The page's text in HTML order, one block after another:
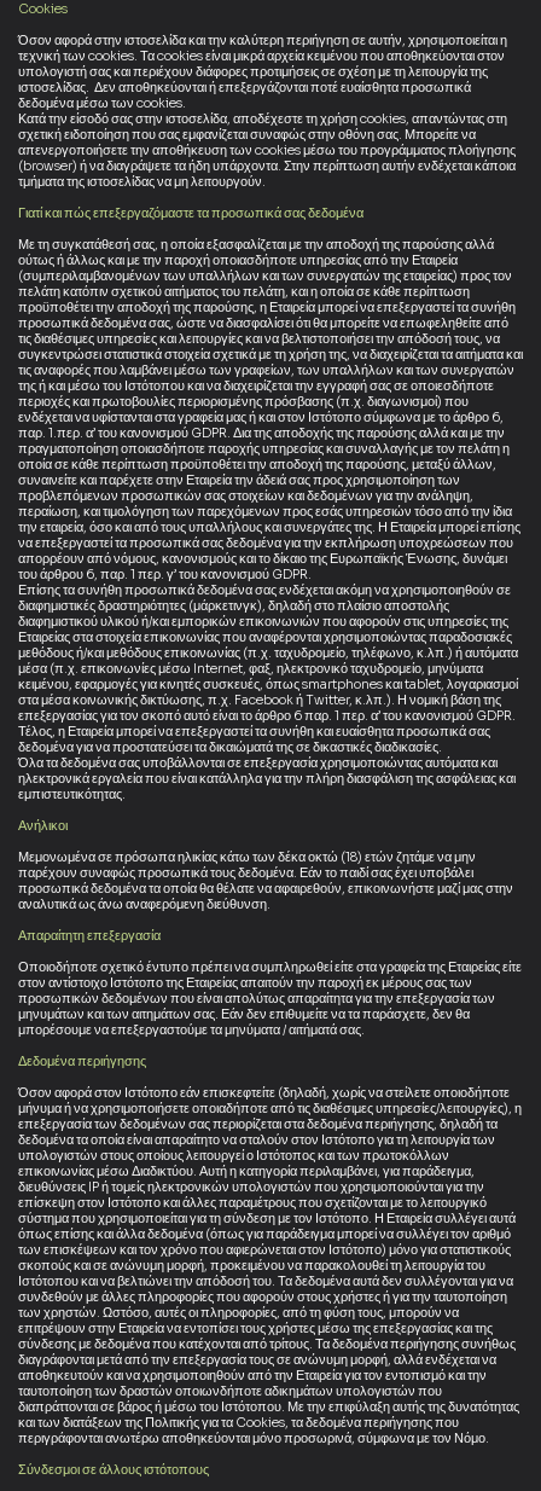
Cookies
Όσον αφορά στην ιστοσελίδα και την καλύτερη περιήγηση σε αυτήν, χρησιμοποιείται η
τεχνική των cookies. Τα cookies είναι μικρά αρχεία κειμένου που αποθηκεύονται στον
υπολογιστή σας και περιέχουν διάφορες προτιμήσεις σε σχέση με τη λειτουργία της
ιστοσελίδας. Δεν αποθηκεύονται ή επεξεργάζονται ποτέ ευαίσθητα προσωπικά
δεδομένα μέσω των cookies.
Κατά την είσοδό σας στην ιστοσελίδα, αποδέχεστε τη χρήση cookies, απαντώντας στη
σχετική ειδοποίηση που σας εμφανίζεται συναφώς στην οθόνη σας. Μπορείτε να
απενεργοποιήσετε την αποθήκευση των cookies μέσω του προγράμματος πλοήγησης
(browser) ή να διαγράψετε τα ήδη υπάρχοντα. Στην περίπτωση αυτήν ενδέχεται κάποια
τμήματα της ιστοσελίδας να μη λειτουργούν.
Γιατί και πώς επεξεργαζόμαστε τα προσωπικά σας δεδομένα
Με τη συγκατάθεσή σας, η οποία εξασφαλίζεται με την αποδοχή της παρούσης αλλά
ούτως ή άλλως και με την παροχή οποιασδήποτε υπηρεσίας από την Εταιρεία
(συμπεριλαμβανομένων των υπαλλήλων και των συνεργατών της εταιρείας) προς τον
πελάτη κατόπιν σχετικού αιτήματος του πελάτη, και η οποία σε κάθε περίπτωση
προϋποθέτει την αποδοχή της παρούσης, η Εταιρεία μπορεί να επεξεργαστεί τα συνήθη
προσωπικά δεδομένα σας, ώστε να διασφαλίσει ότι θα μπορείτε να επωφεληθείτε από
τις διαθέσιμες υπηρεσίες και λειτουργίες και να βελτιστοποιήσει την απόδοσή τους, να
συγκεντρώσει στατιστικά στοιχεία σχετικά με τη χρήση της, να διαχειρίζεται τα αιτήματα και
τις αναφορές που λαμβάνει μέσω των γραφείων, των υπαλλήλων και των συνεργατών
της ή και μέσω του Ιστότοπου και να διαχειρίζεται την εγγραφή σας σε οποιεσδήποτε
περιοχές και πρωτοβουλίες περιορισμένης πρόσβασης (π.χ. διαγωνισμοί) που
ενδέχεται να υφίστανται στα γραφεία μας ή και στον Ιστότοπο σύμφωνα με το άρθρο 6,
παρ. 1.περ. α’ του κανονισμού GDPR. Δια της αποδοχής της παρούσης αλλά και με την
πραγματοποίηση οποιασδήποτε παροχής υπηρεσίας και συναλλαγής με τον πελάτη η
οποία σε κάθε περίπτωση προϋποθέτει την αποδοχή της παρούσης, μεταξύ άλλων,
συναινείτε και παρέχετε στην Εταιρεία την άδειά σας προς χρησιμοποίηση των
προβλεπόμενων προσωπικών σας στοιχείων και δεδομένων για την ανάληψη,
περαίωση, και τιμολόγηση των παρεχόμενων προς εσάς υπηρεσιών τόσο από την ίδια
την εταιρεία, όσο και από τους υπαλλήλους και συνεργάτες της. Η Εταιρεία μπορεί επίσης
να επεξεργαστεί τα προσωπικά σας δεδομένα για την εκπλήρωση υποχρεώσεων που
απορρέουν από νόμους, κανονισμούς και το δίκαιο της Ευρωπαϊκής Ένωσης, δυνάμει
του άρθρου 6, παρ. 1 περ. γ’ του κανονισμού GDPR.
Επίσης τα συνήθη προσωπικά δεδομένα σας ενδέχεται ακόμη να χρησιμοποιηθούν σε
διαφημιστικές δραστηριότητες (μάρκετινγκ), δηλαδή στο πλαίσιο αποστολής
διαφημιστικού υλικού ή/και εμπορικών επικοινωνιών που αφορούν στις υπηρεσίες της
Εταιρείας στα στοιχεία επικοινωνίας που αναφέρονται χρησιμοποιώντας παραδοσιακές
μεθόδους ή/και μεθόδους επικοινωνίας (π.χ. ταχυδρομείο, τηλέφωνο, κ.λπ.) ή αυτόματα
μέσα (π.χ. επικοινωνίες μέσω Internet, φαξ, ηλεκτρονικό ταχυδρομείο, μηνύματα
κειμένου, εφαρμογές για κινητές συσκευές, όπως smartphones και tablet, λογαριασμοί
στα μέσα κοινωνικής δικτύωσης, π.χ. Facebook ή Twitter, κ.λπ.). Η νομική βάση της
επεξεργασίας για τον σκοπό αυτό είναι το άρθρο 6 παρ. 1 περ. α’ του κανονισμού GDPR.
Τέλος, η Εταιρεία μπορεί να επεξεργαστεί τα συνήθη και ευαίσθητα προσωπικά σας
δεδομένα για να προστατεύσει τα δικαιώματά της σε δικαστικές διαδικασίες.
Όλα τα δεδομένα σας υποβάλλονται σε επεξεργασία χρησιμοποιώντας αυτόματα και
ηλεκτρονικά εργαλεία που είναι κατάλληλα για την πλήρη διασφάλιση της ασφάλειας και
εμπιστευτικότητας.
Ανήλικοι
Μεμονωμένα σε πρόσωπα ηλικίας κάτω των δέκα οκτώ (18) ετών ζητάμε να μην
παρέχουν συναφώς προσωπικά τους δεδομένα. Εάν το παιδί σας έχει υποβάλει
προσωπικά δεδομένα τα οποία θα θέλατε να αφαιρεθούν, επικοινωνήστε μαζί μας στην
αναλυτικά ως άνω αναφερόμενη διεύθυνση.
Απαραίτητη επεξεργασία
Οποιοδήποτε σχετικό έντυπο πρέπει να συμπληρωθεί είτε στα γραφεία της Εταιρείας είτε
στον αντίστοιχο Ιστότοπο της Εταιρείας απαιτούν την παροχή εκ μέρους σας των
προσωπικών δεδομένων που είναι απολύτως απαραίτητα για την επεξεργασία των
μηνυμάτων και των αιτημάτων σας. Εάν δεν επιθυμείτε να τα παράσχετε, δεν θα
μπορέσουμε να επεξεργαστούμε τα μηνύματα / αιτήματά σας.
Δεδομένα περιήγησης
Όσον αφορά στον Ιστότοπο εάν επισκεφτείτε (δηλαδή, χωρίς να στείλετε οποιοδήποτε
μήνυμα ή να χρησιμοποιήσετε οποιαδήποτε από τις διαθέσιμες υπηρεσίες/λειτουργίες), η
επεξεργασία των δεδομένων σας περιορίζεται στα δεδομένα περιήγησης, δηλαδή τα
δεδομένα τα οποία είναι απαραίτητο να σταλούν στον Ιστότοπο για τη λειτουργία των
υπολογιστών στους οποίους λειτουργεί ο Ιστότοπος και των πρωτοκόλλων
επικοινωνίας μέσω Διαδικτύου. Αυτή η κατηγορία περιλαμβάνει, για παράδειγμα,
διευθύνσεις IP ή τομείς ηλεκτρονικών υπολογιστών που χρησιμοποιούνται για την
επίσκεψη στον Ιστότοπο και άλλες παραμέτρους που σχετίζονται με το λειτουργικό
σύστημα που χρησιμοποιείται για τη σύνδεση με τον Ιστότοπο. Η Εταιρεία συλλέγει αυτά
όπως επίσης και άλλα δεδομένα (όπως για παράδειγμα μπορεί να συλλέγει τον αριθμό
των επισκέψεων και τον χρόνο που αφιερώνεται στον Ιστότοπο) μόνο για στατιστικούς
σκοπούς και σε ανώνυμη μορφή, προκειμένου να παρακολουθεί τη λειτουργία του
Ιστότοπου και να βελτιώνει την απόδοσή του. Τα δεδομένα αυτά δεν συλλέγονται για να
συνδεθούν με άλλες πληροφορίες που αφορούν στους χρήστες ή για την ταυτοποίηση
των χρηστών. Ωστόσο, αυτές οι πληροφορίες, από τη φύση τους, μπορούν να
επιτρέψουν στην Εταιρεία να εντοπίσει τους χρήστες μέσω της επεξεργασίας και της
σύνδεσης με δεδομένα που κατέχονται από τρίτους. Τα δεδομένα περιήγησης συνήθως
διαγράφονται μετά από την επεξεργασία τους σε ανώνυμη μορφή, αλλά ενδέχεται να
αποθηκευτούν και να χρησιμοποιηθούν από την Εταιρεία για τον εντοπισμό και την
ταυτοποίηση των δραστών οποιωνδήποτε αδικημάτων υπολογιστών που
διαπράττονται σε βάρος ή μέσω του Ιστότοπου. Με την επιφύλαξη αυτής της δυνατότητας
και των διατάξεων της Πολιτικής για τα Cookies, τα δεδομένα περιήγησης που
περιγράφονται ανωτέρω αποθηκεύονται μόνο προσωρινά, σύμφωνα με τον Νόμο.
Σύνδεσμοι σε άλλους ιστότοπους